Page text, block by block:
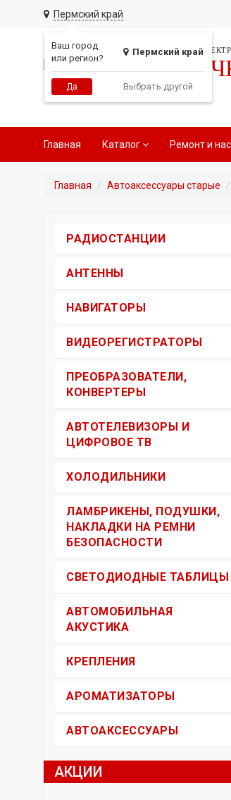
Пермский край
Ваш город
или регион?
Пермский край
Да Выбрать другой
СЕТЬ МАГАЗИНОВ
Главная Каталог Ремонт и
Главная Автоаксессуары старые
РАДИОСТАНЦИИ
АНТЕННЫ
НАВИГАТОРЫ
ВИДЕОРЕГИСТРАТОРЫ
ПРЕОБРАЗОВАТЕЛИ,
КОНВЕРТЕРЫ
АВТОТЕЛЕВИЗОРЫ И
ЦИФРОВОЕ ТВ
ХОЛОДИЛЬНИКИ
ЛАМБРИКЕНЫ, ПОДУШКИ,
НАКЛАДКИ НА РЕМНИ
БЕЗОПАСНОСТИ
СВЕТОДИОДНЫЕ ТАБЛИЦЫ
АВТОМОБИЛЬНАЯ
АКУСТИКА
КРЕПЛЕНИЯ
АРОМАТИЗАТОРЫ
АВТОАКСЕССУАРЫ
АКЦИИ